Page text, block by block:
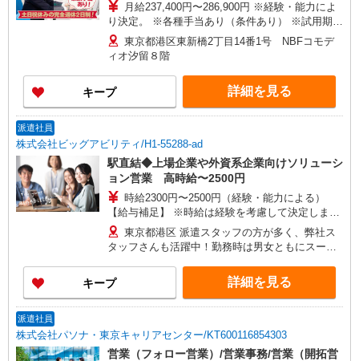
月給237,400円〜286,900円 ※経験・能力によ
り決定。 ※各種手当あり（条件あり） ※試用期間
2ヵ月（同条件）
東京都港区東新橋2丁目14番1号 NBFコモデ
ィオ汐留８階
キープ 詳細を見る
派遣社員
株式会社ビッグアビリティ/H1-55288-ad
駅直結◆上場企業や外資系企業向けソリューシ
ョン営業 高時給〜2500円
時給2300円〜2500円（経験・能力による）
【給与補足】 ※時給は経験を考慮して決定します
※週払いOK（社内規定あり） ≪福利厚生完備≫
社会保険、厚生年金、有給休暇、健康診断など
東京都港区 派遣スタッフの方が多く、弊社ス
タッフさんも活躍中！勤務時は男女ともにスーツ
キープ 詳細を見る
派遣社員
株式会社パソナ・東京キャリアセンター/KT600116854303
営業（フォロー営業）/営業事務/営業（開拓営